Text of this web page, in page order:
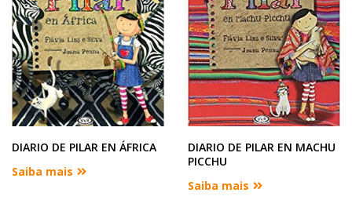
DIARIO DE PILAR EN ÁFRICA
Saiba mais
DIARIO DE PILAR EN MACHU
PICCHU
Saiba mais